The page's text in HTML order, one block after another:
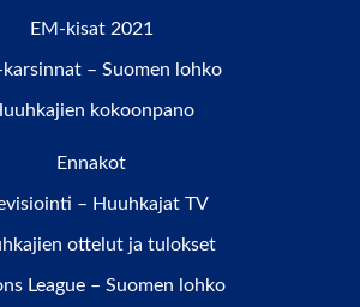
EM-kisat 2021
– Suomen lohko
kokoonpano
Ennakot
– Huuhkajat TV
ottelut ja tulokset
League – Suomen lohko